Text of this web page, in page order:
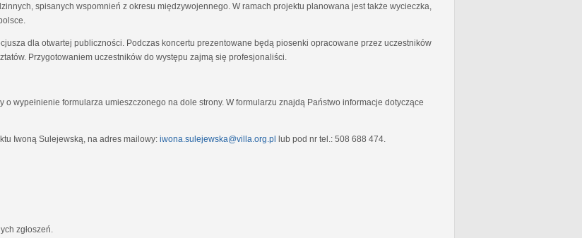
spisanych wspomnień z okresu międzywojennego. W ramach projektu planowana jest także wycieczka,
dla otwartej publiczności. Podczas koncertu prezentowane będą piosenki opracowane przez uczestników
Przygotowaniem uczestników do występu zajmą się profesjonaliści.
wypełnienie formularza umieszczonego na dole strony. W formularzu znajdą Państwo informacje dotyczące
Iwoną Sulejewską, na adres mailowy: iwona.sulejewska@villa.org.pl lub pod nr tel.: 508 688 474.
zgłoszeń.